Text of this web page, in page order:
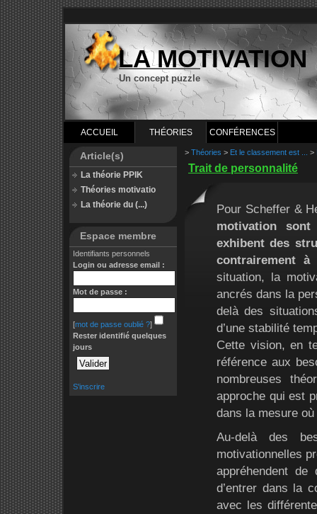
LA MOTIVATION
Un concept puzzle
ACCUEIL THÉORIES CONFÉRENCES
Article(s)
La théorie PPIK
Théories motivatio
La théorie du (...)
Espace membre
Identifiants personnels
Login ou adresse email :
Mot de passe :
[mot de passe oublié ?]
Rester identifié quelques
jours
S'inscrire
> Théories > Et le classement est ... >
Trait de personnalité
Pour Scheffer &
motivation
exhibent des
contrairement à
situation, la
ancrés dans la
delà des
d’une stabilité
Cette vision, en
référence aux
nombreuses
approche qui est
dans la mesure
Au-delà des
motivationnelles
appréhendent
d’entrer dans la
avec les